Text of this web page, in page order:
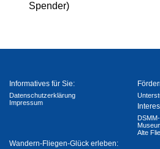
Spender)
Informatives für Sie:
Datenschutzerklärung
Impressum
Alte
Wandern-Fliegen-Glück erleben: